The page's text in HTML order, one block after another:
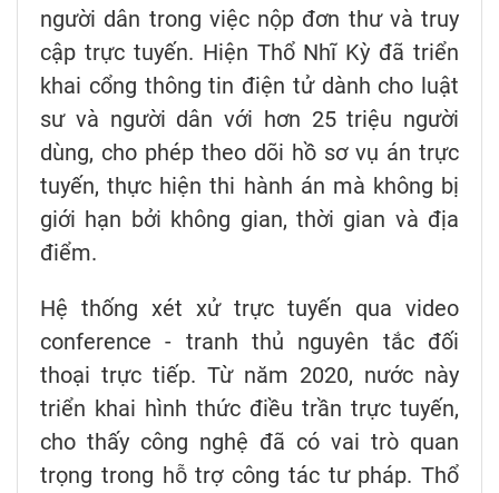
người dân trong việc nộp đơn thư và truy
cập trực tuyến. Hiện Thổ Nhĩ Kỳ đã triển
khai cổng thông tin điện tử dành cho luật
sư và người dân với hơn 25 triệu người
dùng, cho phép theo dõi hồ sơ vụ án trực
tuyến, thực hiện thi hành án mà không bị
giới hạn bởi không gian, thời gian và địa
điểm.
Hệ thống xét xử trực tuyến qua video
conference - tranh thủ nguyên tắc đối
thoại trực tiếp. Từ năm 2020, nước này
triển khai hình thức điều trần trực tuyến,
cho thấy công nghệ đã có vai trò quan
trọng trong hỗ trợ công tác tư pháp. Thổ